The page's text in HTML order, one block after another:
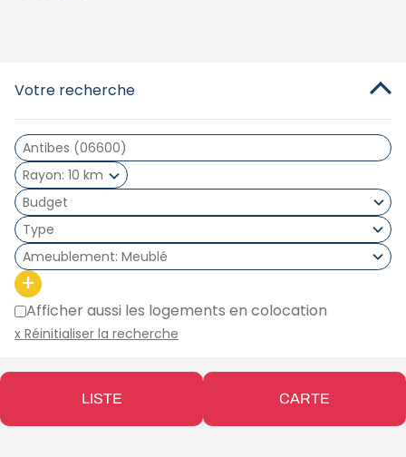
Votre recherche
Rayon 10 km
Type
Ameublement Meublé
+
Afficher aussi les logements en colocation
x Réinitialiser la recherche
LISTE CARTE